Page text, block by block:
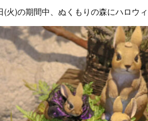
火)の期間中、ぬくもりの森にハロウ